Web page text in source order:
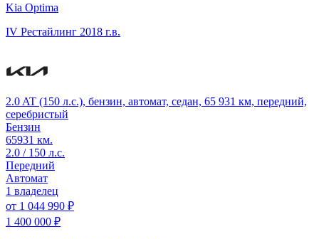
Kia Optima
IV Рестайлинг 2018 г.в.
2.0 AT (150 л.с.), бензин, автомат, седан, 65 931 км, передний,
серебристый
Бензин
65931 км.
2.0 / 150 л.с.
Передний
Автомат
1 владелец
от 1 044 990 ₽
1 400 000 ₽